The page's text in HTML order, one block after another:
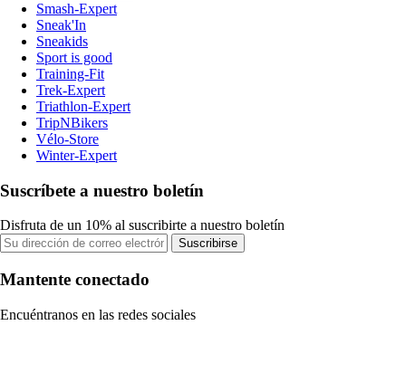
Smash-Expert
Sneak'In
Sneakids
Sport is good
Training-Fit
Trek-Expert
Triathlon-Expert
TripNBikers
Vélo-Store
Winter-Expert
Suscríbete a nuestro boletín
Disfruta de un 10% al suscribirte a nuestro boletín
Suscribirse
Mantente conectado
Encuéntranos en las redes sociales